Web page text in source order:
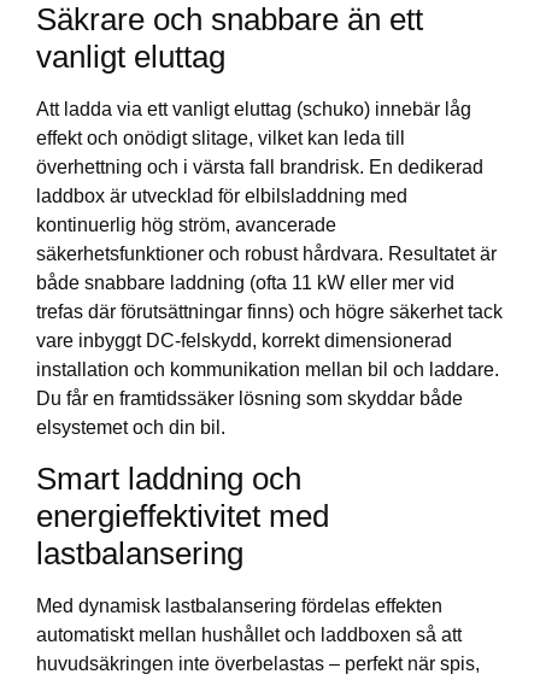
Säkrare och snabbare än ett
vanligt eluttag
Att ladda via ett vanligt eluttag (schuko) innebär låg
effekt och onödigt slitage, vilket kan leda till
överhettning och i värsta fall brandrisk. En dedikerad
laddbox är utvecklad för elbilsladdning med
kontinuerlig hög ström, avancerade
säkerhetsfunktioner och robust hårdvara. Resultatet är
både snabbare laddning (ofta 11 kW eller mer vid
trefas där förutsättningar finns) och högre säkerhet tack
vare inbyggt DC-felskydd, korrekt dimensionerad
installation och kommunikation mellan bil och laddare.
Du får en framtidssäker lösning som skyddar både
elsystemet och din bil.
Smart laddning och
energieffektivitet med
lastbalansering
Med dynamisk lastbalansering fördelas effekten
automatiskt mellan hushållet och laddboxen så att
huvudsäkringen inte överbelastas – perfekt när spis,